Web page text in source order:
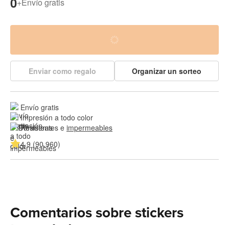
Enviar como regalo Organizar un sorteo
Envío gratis
Impresión a todo color
Resistentes e impermeables
4.9 (90,960)
Comentarios sobre stickers